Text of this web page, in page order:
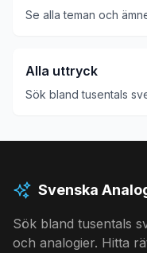
Se alla teman och
Alla uttryck
Sök bland tusentals
Svenska
Sök bland tusentals
och analogier. Hitta